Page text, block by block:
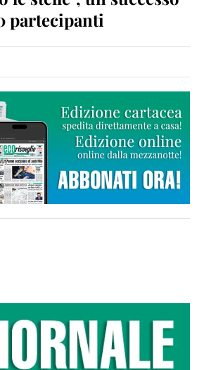
partecipanti